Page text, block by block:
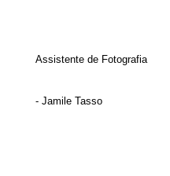
Assistente de Fotografia
- Jamile Tasso